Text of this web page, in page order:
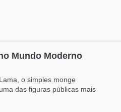
Mundo Moderno
o simples monge
das figuras públicas mais